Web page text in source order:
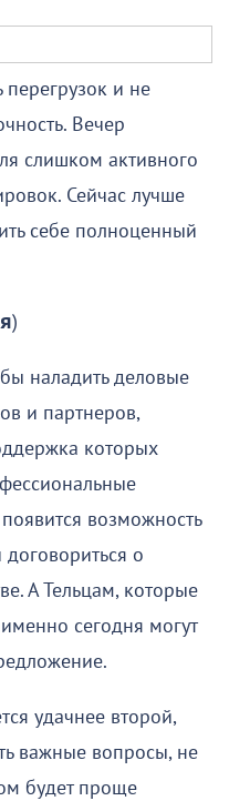
перегрузок и не
Вечер
слишком активного
Сейчас лучше
себе полноценный
)
наладить деловые
и партнеров,
которых
возможность
о
А Тельцам, которые
сегодня могут
удачнее второй,
важные вопросы, не
будет проще